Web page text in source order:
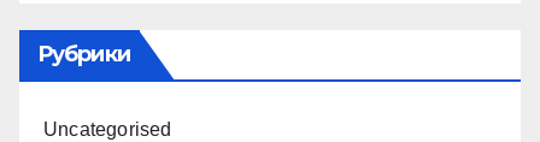
Рубрики
Uncategorised